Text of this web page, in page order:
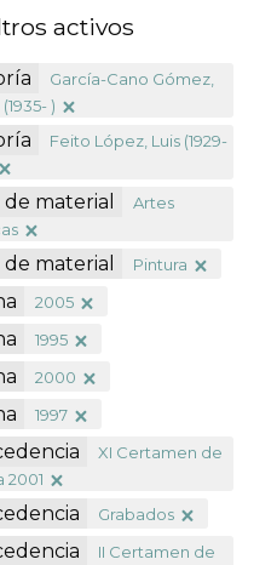
activos
García-Cano Gómez,
)
Feito López, Luis (1929-
de material
Artes
de material Pintura
2005
1995
2000
1997
XI Certamen de
2001
Grabados
II Certamen de